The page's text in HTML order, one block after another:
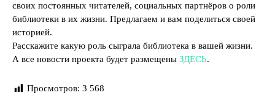
своих постоянных читателей, социальных партнёров о роли
библиотеки в их жизни. Предлагаем и вам поделиться своей
историей.
Расскажите какую роль сыграла библиотека в вашей жизни.
А все новости проекта будет размещены ЗДЕСЬ.
Просмотров: 3 568